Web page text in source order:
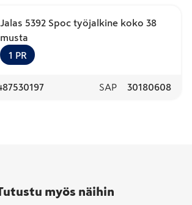
Jalas 5392 Spoc työjalkine koko 38
musta
1 PR
SAP 30180608
myös näihin